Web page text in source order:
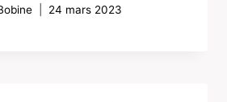
24 mars 2023